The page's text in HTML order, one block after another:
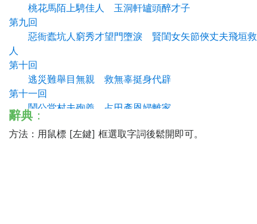
桃花馬陌上騁佳人 玉洞軒罏頭醉才子
第九回
惡衙蠹坑人窮秀才望門墮淚 賢閨女矢節俠丈夫飛垣救
人
第十回
逃災難舉目無親 救無辜挺身代辟
第十一回
鬧公堂村夫殉義 占田產恩婦離家
第十二回
兩頭脫空負心人忒煞欺心 一計收羅長舌婦偏生饒舌
辭典 ：
方法：用鼠標 [左鍵] 框選取字詞後鬆開即可。